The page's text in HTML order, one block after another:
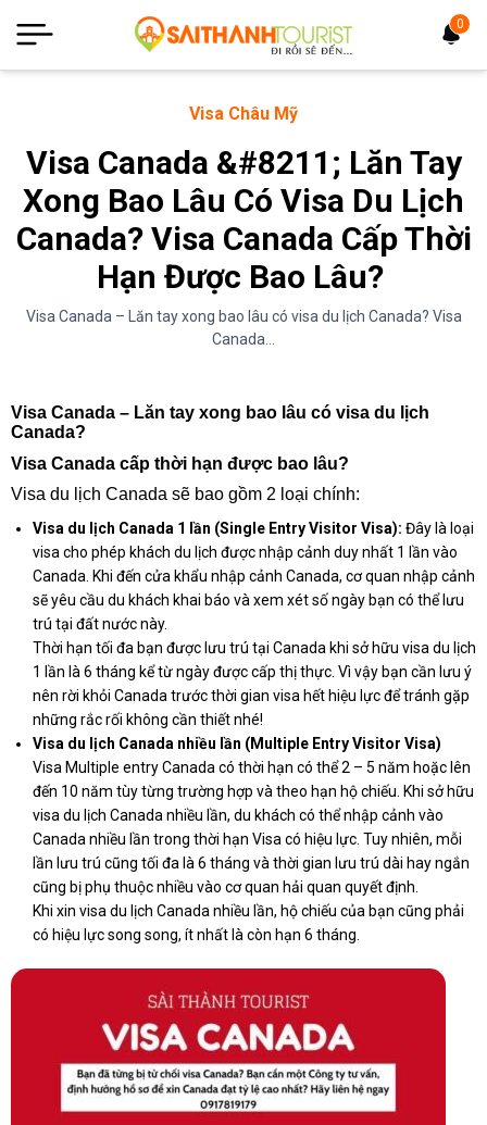
0
Visa Châu Mỹ
Visa Canada &#8211; Lăn Tay
Xong Bao Lâu Có Visa Du Lịch
Canada? Visa Canada Cấp Thời
Hạn Được Bao Lâu?
Visa Canada – Lăn tay xong bao lâu có visa du lịch Canada? Visa
Canada...
Visa Canada – Lăn tay xong bao lâu có visa du lịch
Canada?
Visa Canada cấp thời hạn được bao lâu?
Visa du lịch Canada sẽ bao gồm 2 loại chính:
Visa du lịch Canada 1 lần (Single Entry Visitor Visa): Đây là loại
visa cho phép khách du lịch được nhập cảnh duy nhất 1 lần vào
Canada. Khi đến cửa khẩu nhập cảnh Canada, cơ quan nhập cảnh
sẽ yêu cầu du khách khai báo và xem xét số ngày bạn có thể lưu
trú tại đất nước này.
Thời hạn tối đa bạn được lưu trú tại Canada khi sở hữu visa du lịch
1 lần là 6 tháng kể từ ngày được cấp thị thực. Vì vậy bạn cần lưu ý
nên rời khỏi Canada trước thời gian visa hết hiệu lực để tránh gặp
những rắc rối không cần thiết nhé!
Visa du lịch Canada nhiều lần (Multiple Entry Visitor Visa)
Visa Multiple entry Canada có thời hạn có thể 2 – 5 năm hoặc lên
đến 10 năm tùy từng trường hợp và theo hạn hộ chiếu. Khi sở hữu
visa du lịch Canada nhiều lần, du khách có thể nhập cảnh vào
Canada nhiều lần trong thời hạn Visa có hiệu lực. Tuy nhiên, mỗi
lần lưu trú cũng tối đa là 6 tháng và thời gian lưu trú dài hay ngắn
cũng bị phụ thuộc nhiều vào cơ quan hải quan quyết định.
Khi xin visa du lịch Canada nhiều lần, hộ chiếu của bạn cũng phải
có hiệu lực song song, ít nhất là còn hạn 6 tháng.